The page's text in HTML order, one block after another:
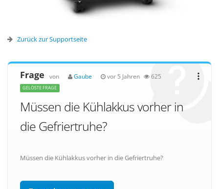
Zurück zur Supportseite
Frage von Gaube vor 5 Jahren 625
GELÖSTE FRAGE
Müssen die Kühlakkus vorher in
die Gefriertruhe?
Müssen die Kühlakkus vorher in die Gefriertruhe?